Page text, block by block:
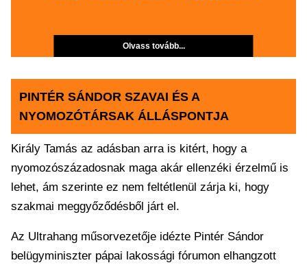
Olvass tovább...
PINTÉR SÁNDOR SZAVAI ÉS A
NYOMOZÓTÁRSAK ÁLLÁSPONTJA
Király Tamás az adásban arra is kitért, hogy a
nyomozószázadosnak maga akár ellenzéki érzelmű is
lehet, ám szerinte ez nem feltétlenül zárja ki, hogy
szakmai meggyőződésből járt el.
Az Ultrahang műsorvezetője idézte Pintér Sándor
belügyminiszter pápai lakossági fórumon elhangzott